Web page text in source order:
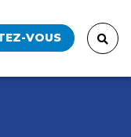
VOUS